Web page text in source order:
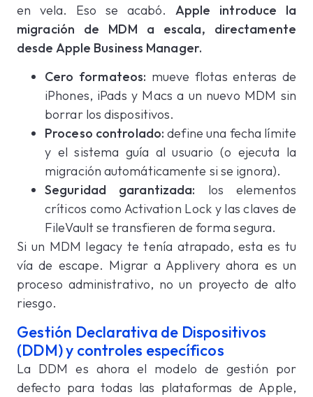
en vela. Eso se acabó.Apple introduce la
migración de MDM a escala, directamente
desde Apple Business Manager.
Cero formateos: mueve flotas enteras de
iPhones, iPads y Macs a un nuevo MDM sin
borrar los dispositivos.
Proceso controlado: define una fecha límite
y el sistema guía al usuario (o ejecuta la
migración automáticamente si se ignora).
Seguridad garantizada: los elementos
críticos como Activation Lock y las claves de
FileVault se transfieren de forma segura.
Si un MDM legacy te tenía atrapado, esta es tu
vía de escape. Migrar a Applivery ahora es un
proceso administrativo, no un proyecto de alto
riesgo.
Gestión Declarativa de Dispositivos
(DDM) y controles específicos
La DDM es ahora el modelo de gestión por
defecto para todas las plataformas de Apple,